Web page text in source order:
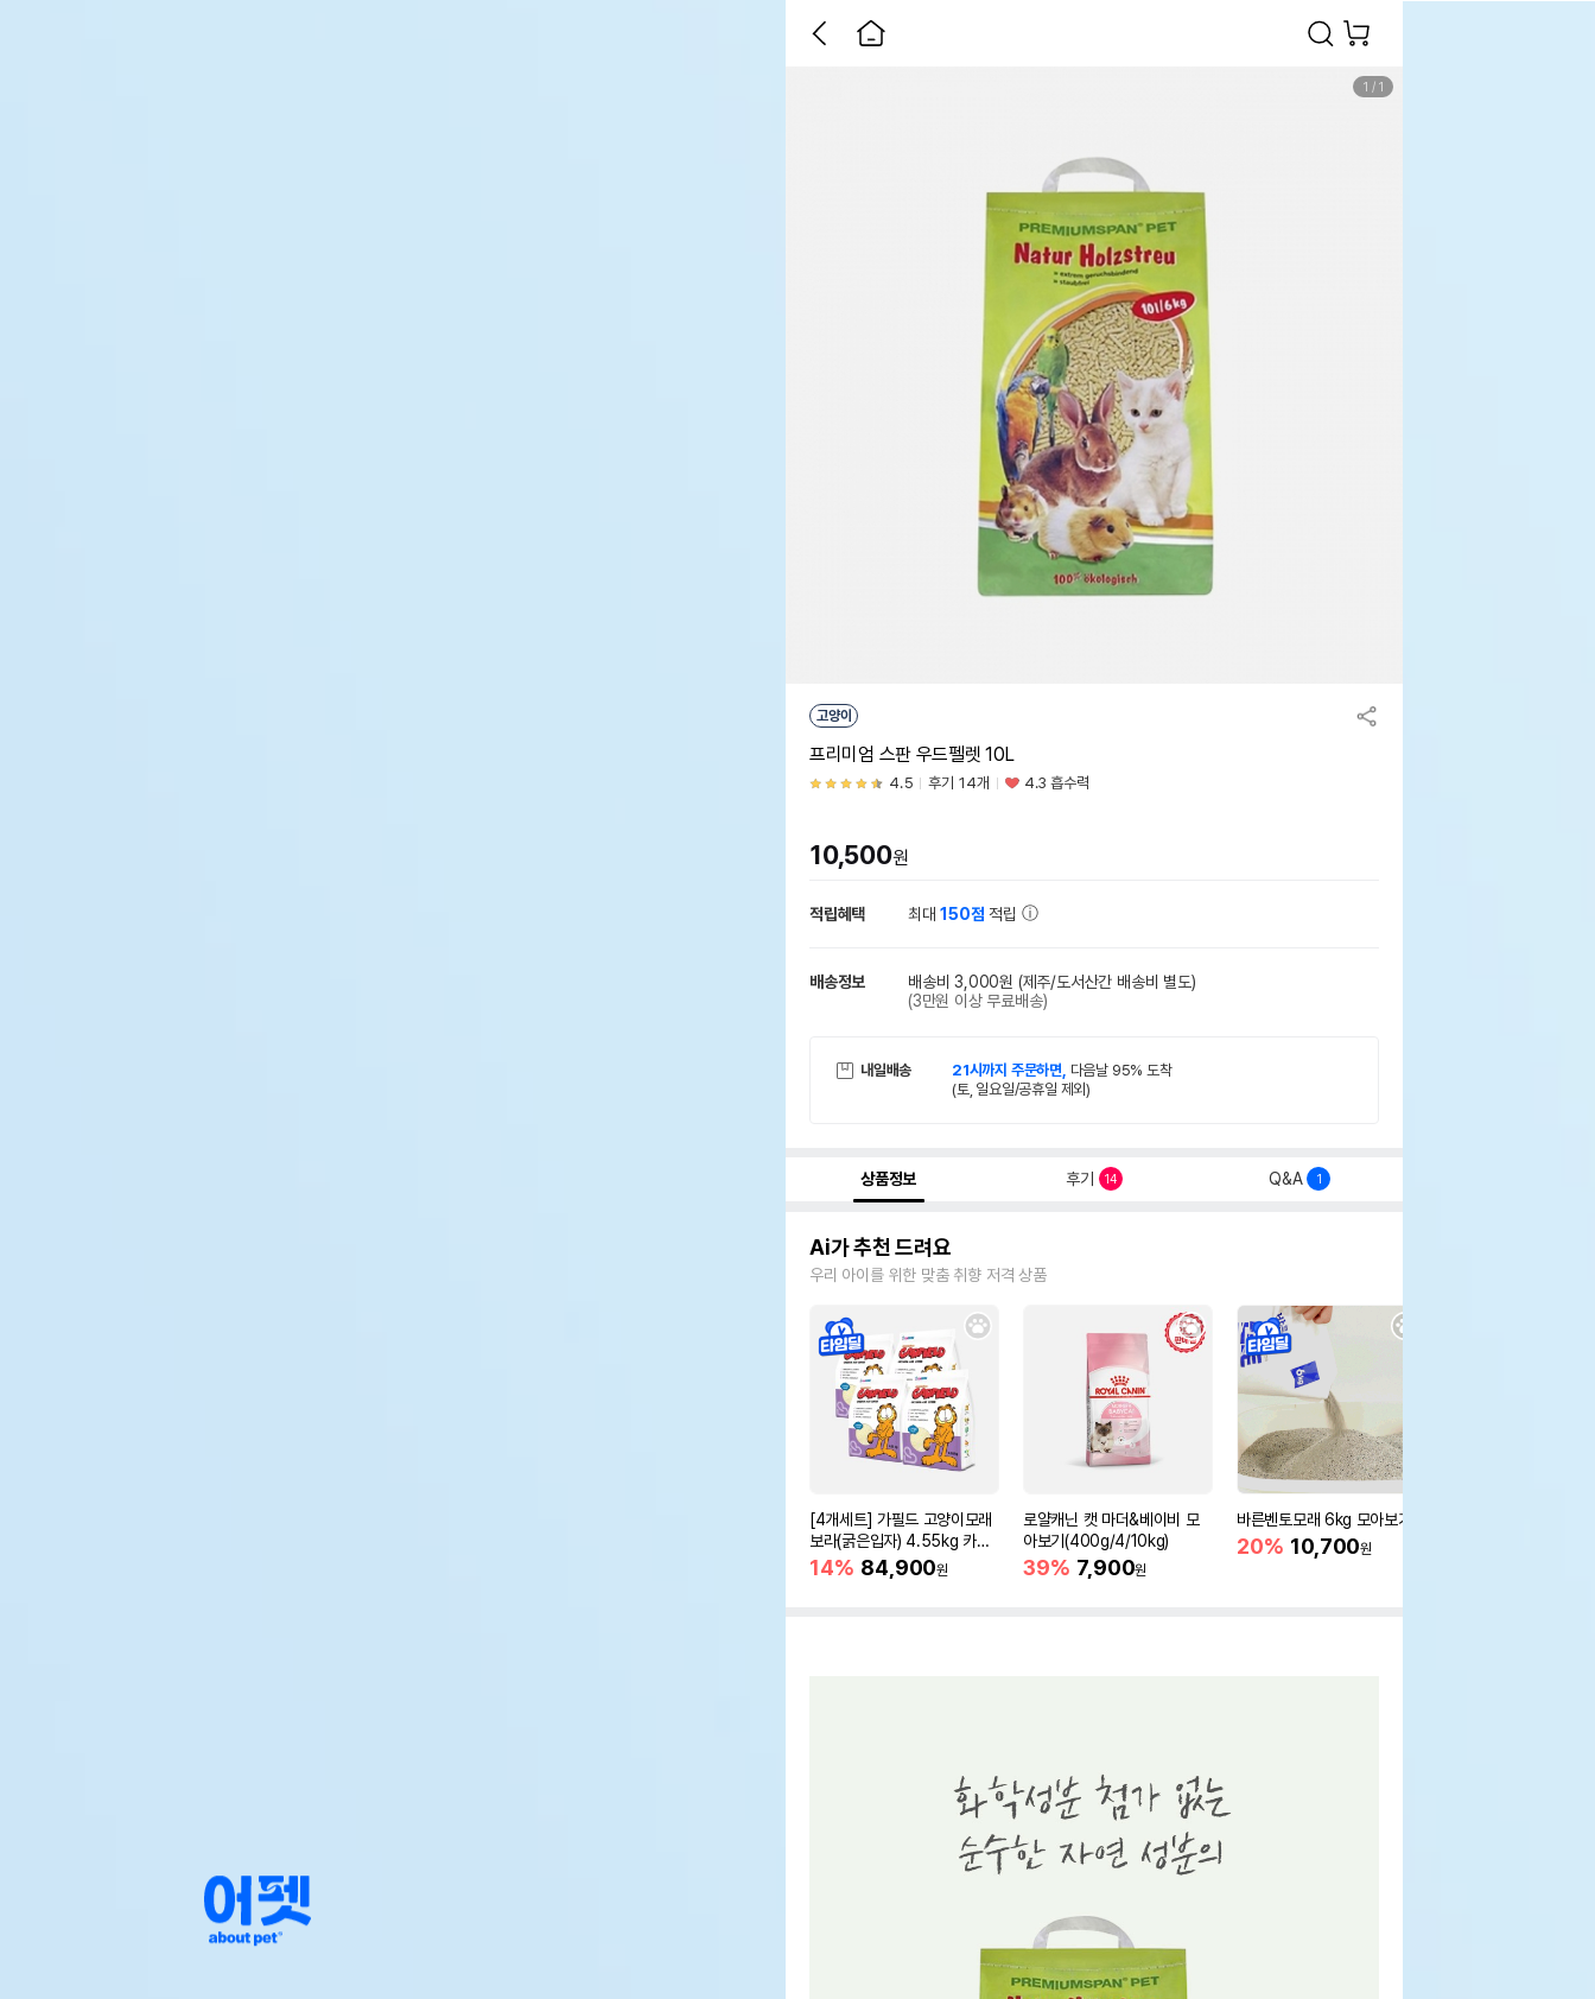
1 / 1
고양이
프리미엄 스판 우드펠렛 10L
4.5 후기 14개 4.3 흡수력
10,500원
적립혜택 최대150점 적립
배송정보 배송비 3,000원 (제주/도서산간 배송비 별도)
(3만원 이상 무료배송)
내일배송 21시까지 주문하면, 다음날 95% 도착
(토, 일요일/공휴일 제외)
상품정보 후기 14 Q&A 1
Ai가 추천 드려요
우리 아이를 위한 맞춤 취향 저격 상품
[4개세트] 가필드 고양이모래
보라(굵은입자) 4.55kg 카사
바모래
14% 84,900원
로얄캐닌 캣 마더&베이비 모
아보기(400g/4/10kg)
39% 7,900원
바른벤토모래 6kg 모아보기
20% 10,700원